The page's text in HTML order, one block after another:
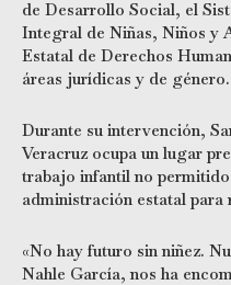
de Desarrollo Social, el
Integral de Niñas, Niños y
Estatal de Derechos
áreas jurídicas y de género.
Durante su intervención,
Veracruz ocupa un lugar
trabajo infantil no
administración estatal
«No hay futuro sin niñez.
Nahle García, nos ha